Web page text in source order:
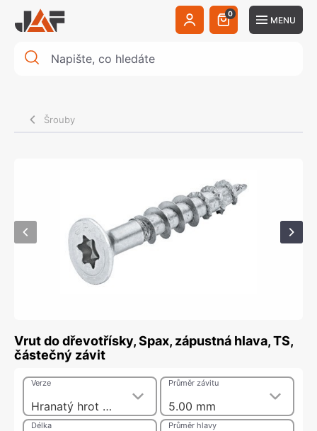
0
MENU
Šrouby
Vrut do dřevotřísky, Spax, zápustná hlava, TS,
částečný závit
Hranatý hrot s patentovaným vlnovým profilem a víceúčelovou hlavou
Verze
5.00 mm
Průměr závitu
Délka Průměr hlavy